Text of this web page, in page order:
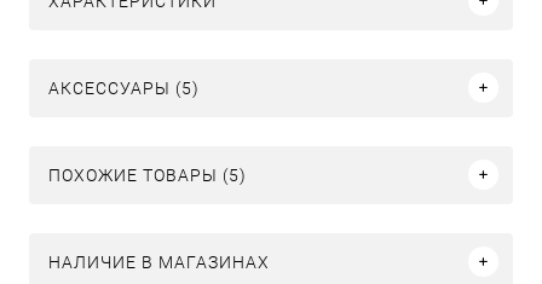
АКСЕССУАРЫ (5)
ПОХОЖИЕ ТОВАРЫ (5)
НАЛИЧИЕ В МАГАЗИНАХ